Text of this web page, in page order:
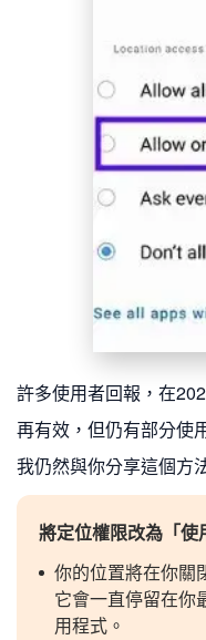
許多使用者回報，在
再有效，但仍有部分使
我仍然與你分享這個方
將定位權限改為「
你的位置將在你關
它會一直停留在你
用程式。